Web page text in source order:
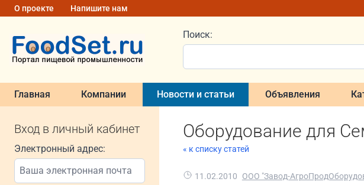
О проекте Напишите нам
Поиск:
Главная Компании Новости и статьи Объявления
Вход в личный кабинет
Электронный адрес:
Оборудование для
« к списку статей
11.02.2010 ООО "Завод-